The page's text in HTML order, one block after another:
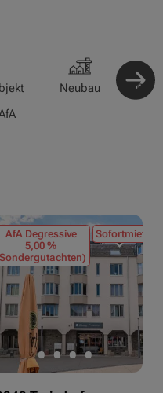
Neubau
AfA Degressive
5,00 %
Sofortmiete